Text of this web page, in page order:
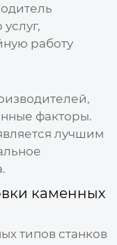
работу
факторы.
лучшим
каменных
типов станков